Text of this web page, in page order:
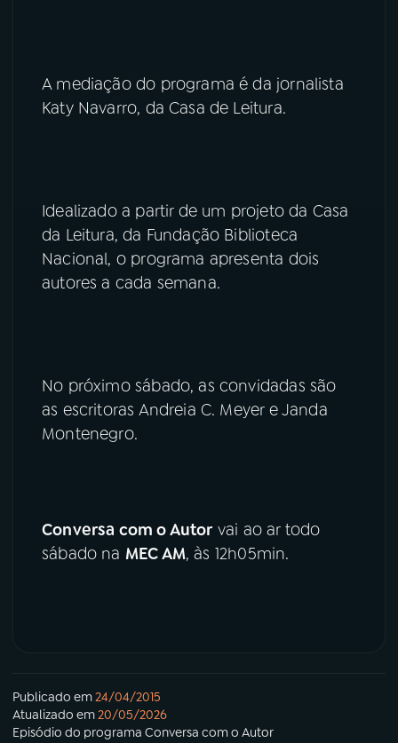
A mediação do programa é da jornalista
Katy Navarro, da Casa de Leitura.
Idealizado a partir de um projeto da Casa
da Leitura, da Fundação Biblioteca
Nacional, o programa apresenta dois
autores a cada semana.
No próximo sábado, as convidadas são
as escritoras Andreia C. Meyer e Janda
Montenegro.
Conversa com o Autorvai ao ar todo
sábado na MEC AM, às 12h05min.
Publicado em24/04/2015
Atualizado em20/05/2026
Episódio do programa Conversa com o Autor